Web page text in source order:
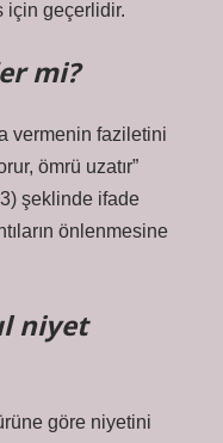
için geçerlidir.
mi?
vermenin faziletini
ömrü uzatır”
şeklinde ifade
önlenmesine
niyet
göre niyetini